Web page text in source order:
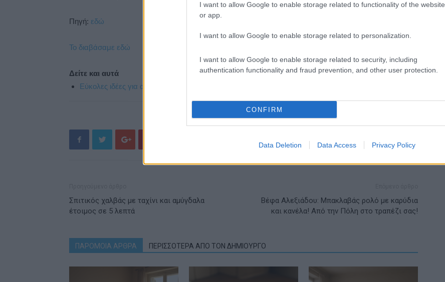
I want to allow Google to enable storage related to functionality of the website
or app.
I want to allow Google to enable storage related to personalization.
I want to allow Google to enable storage related to security, including
authentication functionality and fraud prevention, and other user protection.
CONFIRM
Data Deletion Data Access Privacy Policy
Πηγή: εδώ
Το διαβάσαμε εδώ
Δείτε και αυτά
Εύκολες ιδέες για αρχάριους: εκλεκτικό στιλ με γήινες αποχρώσεις στη διακόσμηση
Σπιτικός χαλβάς με ταχίνι και αμύγδαλα
έτοιμος σε 5 λεπτά
Βέφα Αλεξιάδου: Μπακλαβάς ρολό με καρύδια
και κανέλα! Από την Πόλη στο τραπέζι σας!
ΠΑΡΟΜΟΙΑ ΑΡΘΡΑ ΠΕΡΙΣΣΟΤΕΡΑ ΑΠΟ ΤΟΝ ΔΗΜΙΟΥΡΓΟ